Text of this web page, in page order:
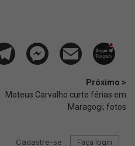
Próximo >
Mateus Carvalho curte férias em
Maragogi; fotos